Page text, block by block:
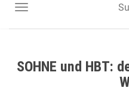
NAVIGATION UMSCHALTEN
SOHNE und HBT: